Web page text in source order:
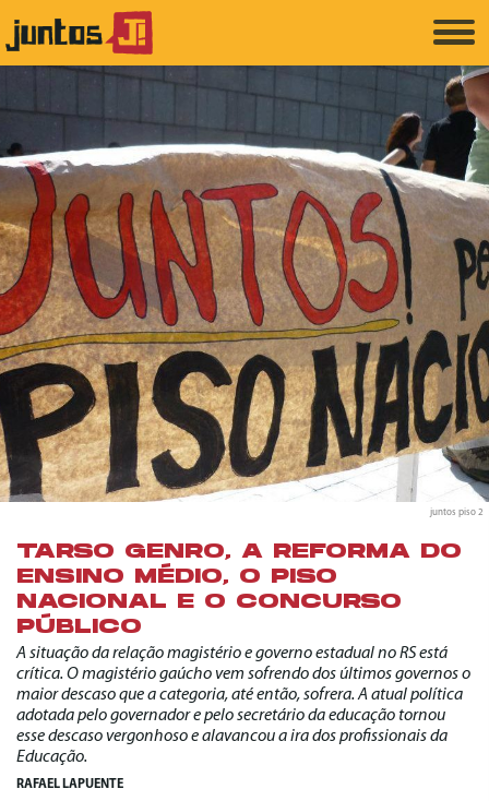
juntos piso 2
TARSO GENRO, A REFORMA DO
ENSINO MÉDIO, O PISO
NACIONAL E O CONCURSO
PÚBLICO
A situação da relação magistério e governo estadual no RS está
crítica. O magistério gaúcho vem sofrendo dos últimos governos o
maior descaso que a categoria, até então, sofrera. A atual política
adotada pelo governador e pelo secretário da educação tornou
esse descaso vergonhoso e alavancou a ira dos profissionais da
Educação.
RAFAEL LAPUENTE